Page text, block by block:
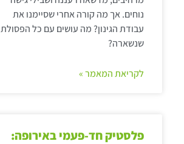
נוחים. אך מה קורה אחרי שסיימנו את
עבודת הגינון? מה עושים עם כל הפסולת
שנשארה?
לקריאת המאמר »
פלסטיק חד-פעמי באירופה: